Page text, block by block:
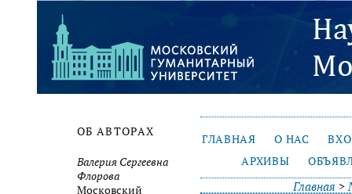
ОБ АВТОРАХ
Валерия Сергеевна
Флорова
Московский
ГЛАВНАЯ О НАС
АРХИВЫ
Главная >